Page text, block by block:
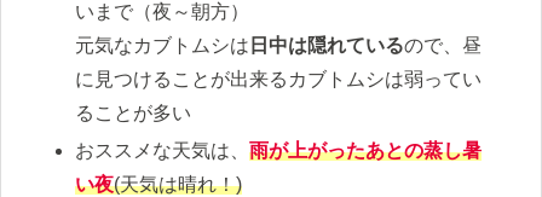
いまで（夜～朝方）
元気なカブトムシは 日中は隠れているので、昼
に見つけることが出来るカブトムシは弱ってい
ることが多い
おススメな天気は、雨が上がったあとの蒸し暑
い夜(天気は晴れ！)